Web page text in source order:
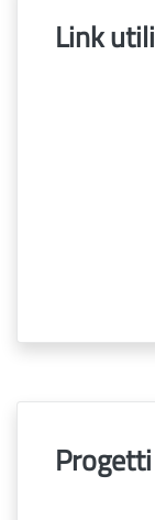
Link utili
Progetti